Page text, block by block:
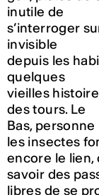
inutile de
s’interroger
invisible
depuis les
quelques
vieilles
des tours. Le
Bas,
les insectes
encore le
savoir des
libres de se